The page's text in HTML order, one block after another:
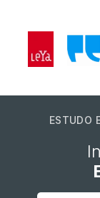
ESTUDO